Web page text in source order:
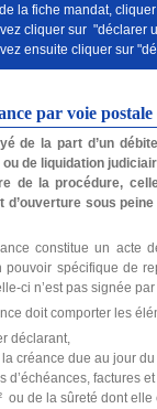
la fiche mandat,
cliquer sur "déclarer
ensuite cliquer sur
par voie postale
de la part d’un
de liquidation
de la procédure,
d’ouverture sous
constitue un acte
pouvoir spécifique de
ci n’est pas signée
doit comporter les
déclarant,
créance due au jour
d’échéances, factures
ou de la sûreté dont